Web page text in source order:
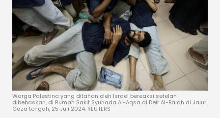
Warga Palestina yang ditahan oleh Israel bereaksi setelah
dibebaskan, di Rumah Sakit Syuhada Al-Aqsa di Deir Al-Balah di Jalur
Gaza tengah, 25 Juli 2024. REUTERS